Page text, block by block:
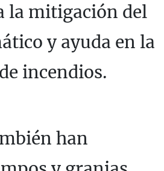
la mitigación del
y ayuda en la
incendios.
han